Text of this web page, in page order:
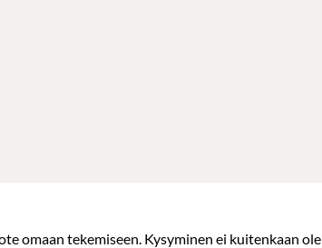
omaan tekemiseen. Kysyminen ei kuitenkaan